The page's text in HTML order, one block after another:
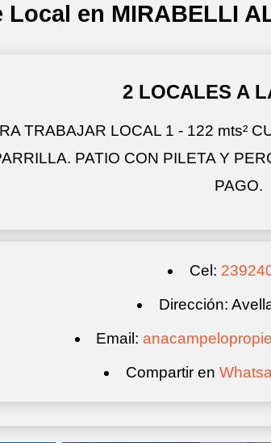
Local en MIRABELLI
2 LOCALES A
TRABAJAR LOCAL 1 - 122 mts²
PATIO CON PILETA Y
PAGO.
Cel:
Dirección:
Email:
Compartir en